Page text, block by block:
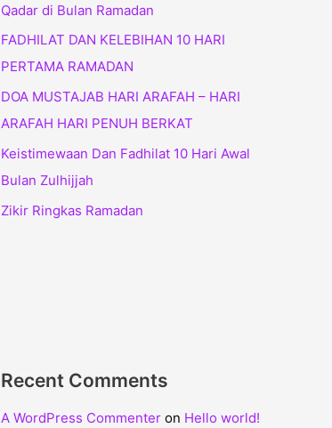
Qadar di Bulan Ramadan
FADHILAT DAN KELEBIHAN 10 HARI
PERTAMA RAMADAN
DOA MUSTAJAB HARI ARAFAH – HARI
ARAFAH HARI PENUH BERKAT
Keistimewaan Dan Fadhilat 10 Hari Awal
Bulan Zulhijjah
Zikir Ringkas Ramadan
Recent Comments
A WordPress Commenter on Hello world!